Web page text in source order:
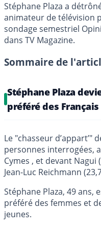
Stéphane Plaza a
animateur de télévision
sondage semestriel
dans TV Magazine.
Sommaire de
Stéphane Plaza
préféré des Français
Le "chasseur d’appart’"
personnes interrogées,
Cymes , et devant
Jean-Luc Reichmann
Stéphane Plaza, 49 ans,
préféré des femmes et
jeunes.